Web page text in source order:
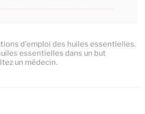
d'emploi des huiles essentielles.
essentielles dans un but
un médecin.